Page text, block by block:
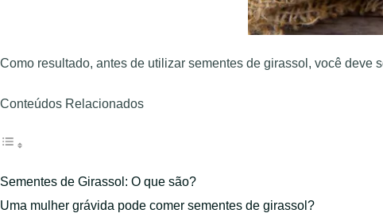
Como resultado, antes de utilizar sementes de girassol, você
Conteúdos Relacionados
Sementes de Girassol: O que são?
Uma mulher grávida pode comer sementes de girassol?